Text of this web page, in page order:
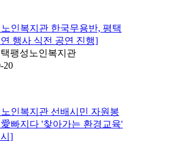
인복지관 한국무용반, 평택
행사 식전 공연 진행]
팽성노인복지관
20
인복지관 선배시민 자원봉
빠지다 '찾아가는 환경교육'
]